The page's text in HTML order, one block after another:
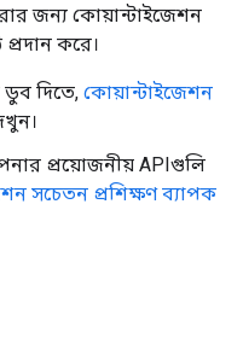
জন্য কোয়ান্টাইজেশন
করে।
ডুব দিতে, কোয়ান্টাইজেশন
প্রয়োজনীয় APIগুলি
সচেতন প্রশিক্ষণ ব্যাপক